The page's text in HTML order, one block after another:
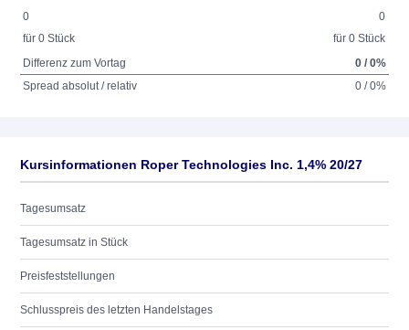
0
für 0 Stück
0
für 0 Stück
Differenz zum Vortag
0 / 0%
Spread absolut / relativ
0 / 0%
Kursinformationen Roper Technologies Inc. 1,4% 20/27
Tagesumsatz
Tagesumsatz in Stück
Preisfeststellungen
Schlusspreis des letzten Handelstages